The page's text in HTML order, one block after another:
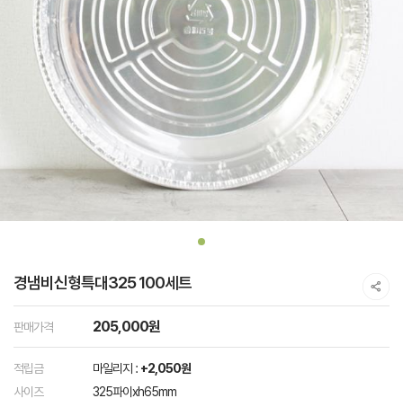
경냄비신형특대325 100세트
판매가격 205,000원
적립금 마일리지 : +2,050원
사이즈
325파이xh65mm